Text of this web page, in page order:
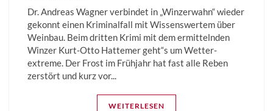
Dr. Andreas Wagner verbindet in „Winzerwahn“ wieder
gekonnt einen Kriminalfall mit Wissenswertem über
Weinbau. Beim dritten Krimi mit dem ermittelnden
Winzer Kurt-Otto Hattemer geht“s um Wetter­
extreme. Der Frost im Frühjahr hat fast alle Reben
zerstört und kurz vor...
WEITERLESEN